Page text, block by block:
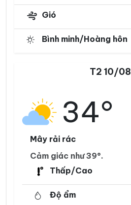
Gió
Bình minh/Hoàng hôn
T2 10/08
34°
Mây rải rác
Cảm giác như 39°.
Thấp/Cao
Độ ẩm